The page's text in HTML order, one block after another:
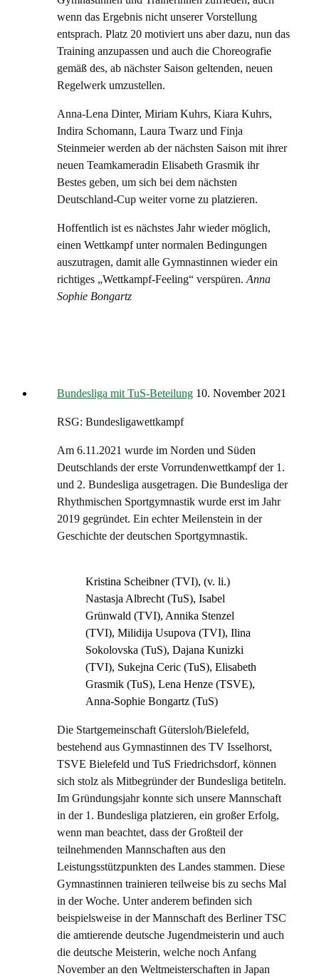
wenn das Ergebnis nicht unserer Vorstellung
entsprach. Platz 20 motiviert uns aber dazu, nun das
Training anzupassen und auch die Choreografie
gemäß des, ab nächster Saison geltenden, neuen
Regelwerk umzustellen.
Anna-Lena Dinter, Miriam Kuhrs, Kiara Kuhrs,
Indira Schomann, Laura Twarz und Finja
Steinmeier werden ab der nächsten Saison mit ihrer
neuen Teamkameradin Elisabeth Grasmik ihr
Bestes geben, um sich bei dem nächsten
Deutschland-Cup weiter vorne zu platzieren.
Hoffentlich ist es nächstes Jahr wieder möglich,
einen Wettkampf unter normalen Bedingungen
auszutragen, damit alle Gymnastinnen wieder ein
richtiges „Wettkampf-Feeling“ verspüren. Anna
Sophie Bongartz
Bundesliga mit TuS-Beteilung 10. November 2021
RSG: Bundesligawettkampf
Am 6.11.2021 wurde im Norden und Süden
Deutschlands der erste Vorrundenwettkampf der 1.
und 2. Bundesliga ausgetragen. Die Bundesliga der
Rhythmischen Sportgymnastik wurde erst im Jahr
2019 gegründet. Ein echter Meilenstein in der
Geschichte der deutschen Sportgymnastik.
Kristina Scheibner (TVI), (v. li.)
Nastasja Albrecht (TuS), Isabel
Grünwald (TVI), Annika Stenzel
(TVI), Milidija Usupova (TVI), Ilina
Sokolovska (TuS), Dajana Kunizki
(TVI), Sukejna Ceric (TuS), Elisabeth
Grasmik (TuS), Lena Henze (TSVE),
Anna-Sophie Bongartz (TuS)
Die Startgemeinschaft Gütersloh/Bielefeld,
bestehend aus Gymnastinnen des TV Isselhorst,
TSVE Bielefeld und TuS Friedrichsdorf, können
sich stolz als Mitbegründer der Bundesliga betiteln.
Im Gründungsjahr konnte sich unsere Mannschaft
in der 1. Bundesliga platzieren, ein großer Erfolg,
wenn man beachtet, dass der Großteil der
teilnehmenden Mannschaften aus den
Leistungsstützpunkten des Landes stammen. Diese
Gymnastinnen trainieren teilweise bis zu sechs Mal
in der Woche. Unter anderem befinden sich
beispielsweise in der Mannschaft des Berliner TSC
die amtierende deutsche Jugendmeisterin und auch
die deutsche Meisterin, welche noch Anfang
November an den Weltmeisterschaften in Japan